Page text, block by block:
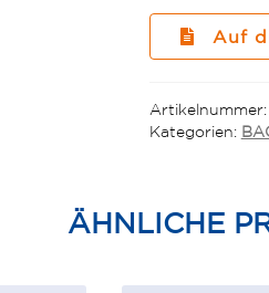
BAC
A2
(8-
12mm)
Auf
Artikelnummer:
Kategorien:
ÄHNLICHE